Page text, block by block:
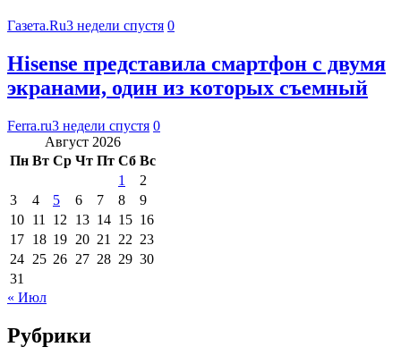
Газета.Ru3 недели спустя 0
Hisense представила смартфон с двумя
экранами, один из которых съемный
Ferra.ru3 недели спустя 0
Август 2026
Пн Вт Ср Чт Пт Сб Вс
1
2
3
4 5 6 7 8
9
10 11 12 13 14 15 16
17 18 19 20 21 22 23
24 25 26 27 28 29 30
31
« Июл
Рубрики